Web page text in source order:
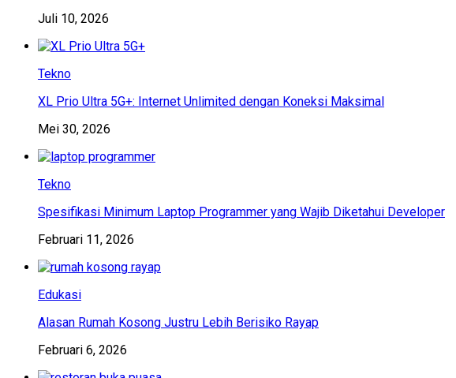
Juli 10, 2026
Tekno
XL Prio Ultra 5G+: Internet Unlimited dengan Koneksi Maksimal
Mei 30, 2026
Tekno
Spesifikasi Minimum Laptop Programmer yang Wajib Diketahui Developer
Februari 11, 2026
Edukasi
Alasan Rumah Kosong Justru Lebih Berisiko Rayap
Februari 6, 2026